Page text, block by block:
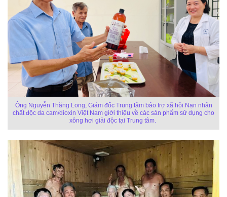
Ông Nguyễn Thăng Long, Giám đốc Trung tâm bảo trợ xã hội Nạn nhân
chất độc da cam/dioxin Việt Nam giới thiệu về các sản phẩm sử dụng cho
xông hơi giải độc tại Trung tâm.